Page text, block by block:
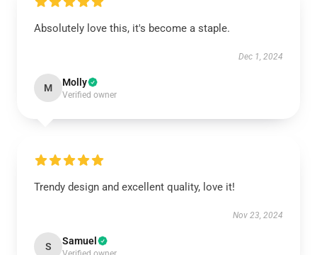
Absolutely love this, it's become a staple.
Dec 1, 2024
M Molly
Verified owner
Trendy design and excellent quality, love it!
Nov 23, 2024
S Samuel